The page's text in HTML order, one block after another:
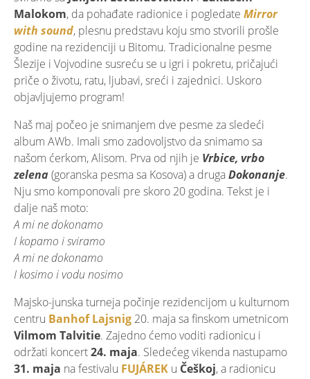
Malokom, da pohađate radionice i pogledate Mirror
with sound, plesnu predstavu koju smo stvorili prošle
godine na rezidenciji u Bitomu. Tradicionalne pesme
Šlezije i Vojvodine susreću se u igri i pokretu, pričajući
priče o životu, ratu, ljubavi, sreći i zajednici. Uskoro
objavljujemo program!
Naš maj počeo je snimanjem dve pesme za sledeći
album AWb. Imali smo zadovoljstvo da snimamo sa
našom ćerkom, Alisom. Prva od njih je Vrbice, vrbo
zelena(goranska pesma sa Kosova) a drugaDokonanje.
Nju smo komponovali pre skoro 20 godina. Tekst je i
dalje naš moto:
A mi ne dokonamo
I kopamo i sviramo
A mi ne dokonamo
I kosimo i vodu nosimo
Majsko-junska turneja počinje rezidencijom u kulturnom
centru Banhof Lajsnig 20. maja sa finskom umetnicom
Vilmom Talvitie. Zajedno ćemo voditi radionicu i
održati koncert24. maja. Sledećeg vikenda nastupamo
31. maja na festivalu FUJÁREK u Češkoj, a radionicu